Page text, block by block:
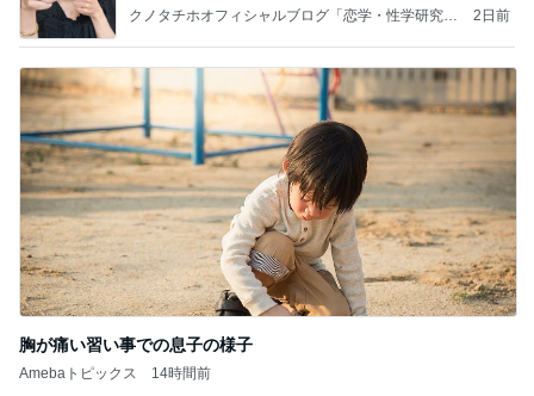
クノタチホオフィシャルブログ「恋学・性学研究
2日前
胸が痛い習い事での息子の様子
Amebaトピックス 14時間前